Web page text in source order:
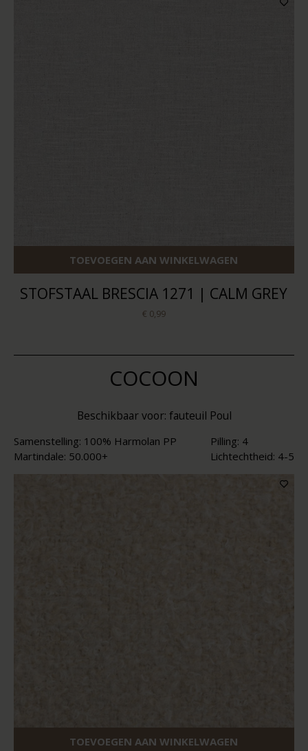
TOEVOEGEN AAN WINKELWAGEN
STOFSTAAL BRESCIA 1271 | CALM GREY
€ 0,99
COCOON
Beschikbaar voor: fauteuil Poul
Samenstelling: 100% Harmolan PP
Martindale: 50.000+
Pilling: 4
Lichtechtheid: 4-5
TOEVOEGEN AAN WINKELWAGEN